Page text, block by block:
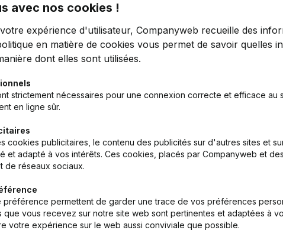
Demissions - Nominations (NL)
- Nominations
Quel est le numéro de TVA de Mobiel Auto
avec nos cookies !
expérience d'utilisateur, Companyweb recueille des
en matière de cookies vous permet de savoir quelles
dont elles sont utilisées.
strictement nécessaires pour une connexion correcte et efficace au
en ligne sûr.
cookies publicitaires, le contenu des publicités sur d'autres sites et
et adapté à vos intérêts. Ces cookies, placés par Companyweb et
de réseaux sociaux.
préférence permettent de garder une trace de vos préférences
que vous recevez sur notre site web sont pertinentes et adaptées à
votre expérience sur le web aussi conviviale que possible.